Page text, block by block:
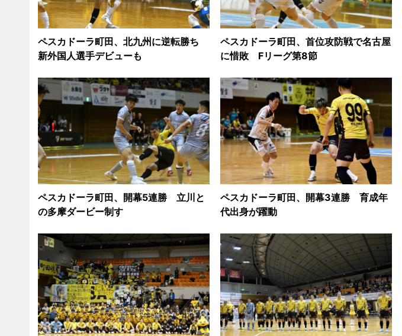
ペスカドーラ町田、北九州に逆転勝ち
新外国人選手デビューも
ペスカドーラ町田、首位攻防戦で名古屋
に惜敗 Fリーグ第8節
ペスカドーラ町田、開幕5連勝 立川と
の多摩ダービー制す
ペスカドーラ町田、開幕3連勝 育成年
代出身が躍動